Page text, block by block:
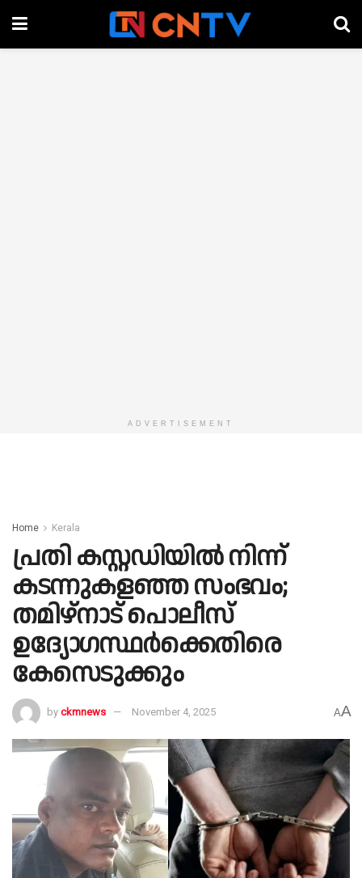
ADVERTISEMENT
Home Kerala
പ്രതി കസ്റ്റഡിയില്‍ നിന്ന്
കടന്നുകളഞ്ഞ സംഭവം;
തമിഴ്‌നാട് പൊലീസ്
ഉദ്യോഗസ്ഥര്‍ക്കെതിരെ
കേസെടുക്കും
by ckmnews November 4, 2025 AA